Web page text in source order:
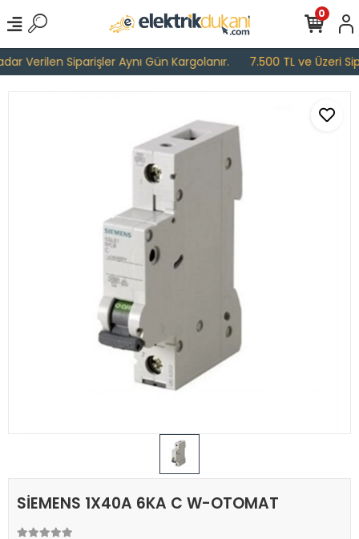
Verilen Siparişler Aynı Gün Kargolanır. 7.500 TL ve Üzeri
0
SİEMENS 1X40A 6KA C W-OTOMAT